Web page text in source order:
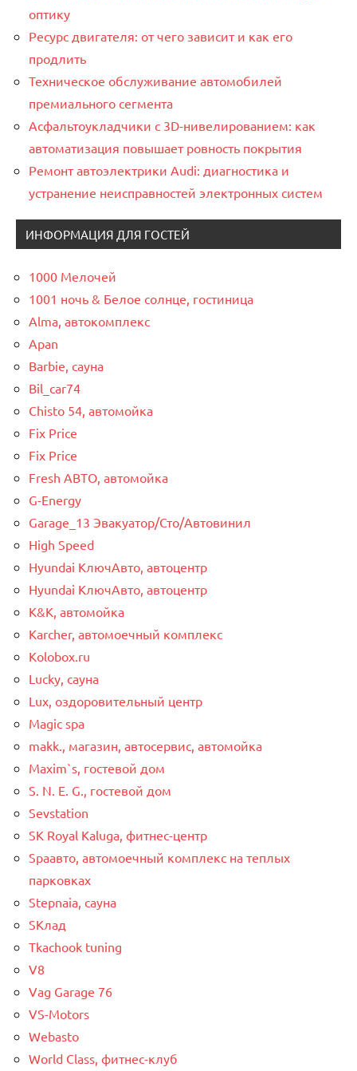
оптику
Ресурс двигателя: от чего зависит и как его
продлить
Техническое обслуживание автомобилей
премиального сегмента
Асфальтоукладчики с 3D-нивелированием: как
автоматизация повышает ровность покрытия
Ремонт автоэлектрики Audi: диагностика и
устранение неисправностей электронных систем
ИНФОРМАЦИЯ ДЛЯ ГОСТЕЙ
1000 Мелочей
1001 ночь & Белое солнце, гостиница
Alma, автокомплекс
Apan
Barbie, сауна
Bil_car74
Chisto 54, автомойка
Fix Price
Fix Price
Fresh АВТО, автомойка
G-Energy
Garage_13 Эвакуатор/Сто/Автовинил
High Speed
Hyundai КлючАвто, автоцентр
Hyundai КлючАвто, автоцентр
K&K, автомойка
Karcher, автомоечный комплекс
Kolobox.ru
Lucky, сауна
Lux, оздоровительный центр
Magic spa
makk., магазин, автосервис, автомойка
Maxim`s, гостевой дом
S. N. E. G., гостевой дом
Sevstation
SK Royal Kaluga, фитнес-центр
Spaавто, автомоечный комплекс на теплых
парковках
Stepnaia, сауна
SКлад
Tkachook tuning
V8
Vag Garage 76
VS-Motors
Webasto
World Class, фитнес-клуб